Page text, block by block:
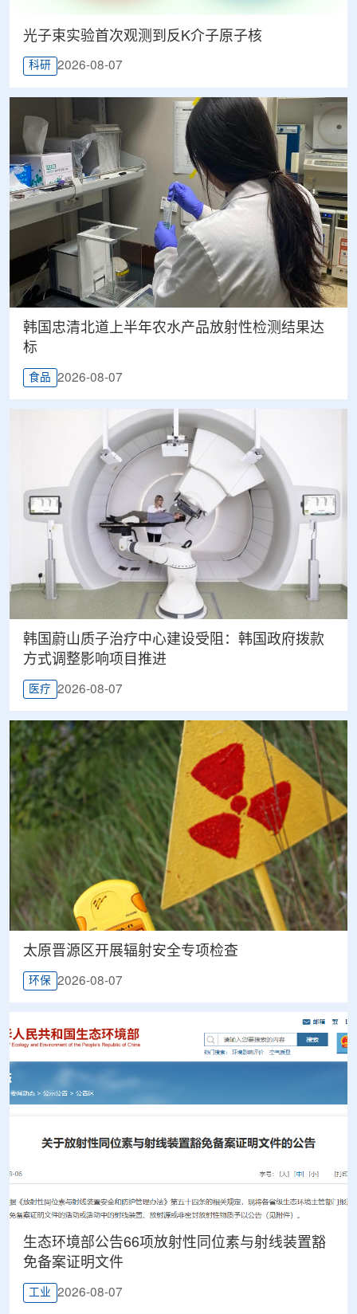
光子束实验首次观测到反K介子原子核
科研 2026-08-07
韩国忠清北道上半年农水产品放射性检测结果达
标
食品 2026-08-07
韩国蔚山质子治疗中心建设受阻：韩国政府拨款
方式调整影响项目推进
医疗 2026-08-07
太原晋源区开展辐射安全专项检查
环保 2026-08-07
生态环境部公告66项放射性同位素与射线装置豁
免备案证明文件
工业 2026-08-07